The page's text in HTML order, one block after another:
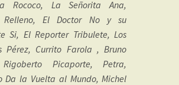
Rococo, La Señorita Ana,
Relleno, El Doctor No y su
Si, El Reporter Tribulete, Los
Pérez, Currito Farola , Bruno
Picaporte, Petra,
Da la Vuelta al Mundo, Michel